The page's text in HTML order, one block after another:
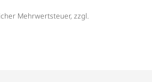
Mehrwertsteuer, zzgl.